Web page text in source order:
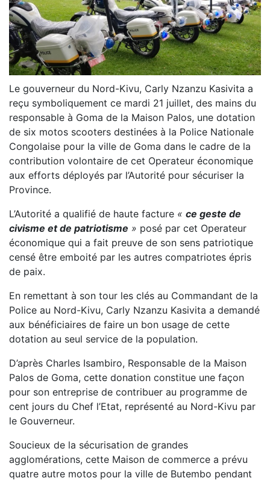
Le gouverneur du Nord-Kivu, Carly Nzanzu Kasivita a
reçu symboliquement ce mardi 21 juillet, des mains du
responsable à Goma de la Maison Palos, une dotation
de six motos scooters destinées à la Police Nationale
Congolaise pour la ville de Goma dans le cadre de la
contribution volontaire de cet Operateur économique
aux efforts déployés par l’Autorité pour sécuriser la
Province.
L’Autorité a qualifié de haute facture « ce geste de
civisme et de patriotisme » posé par cet Operateur
économique qui a fait preuve de son sens patriotique
censé être emboité par les autres compatriotes épris
de paix.
En remettant à son tour les clés au Commandant de la
Police au Nord-Kivu, Carly Nzanzu Kasivita a demandé
aux bénéficiaires de faire un bon usage de cette
dotation au seul service de la population.
D’après Charles Isambiro, Responsable de la Maison
Palos de Goma, cette donation constitue une façon
pour son entreprise de contribuer au programme de
cent jours du Chef l’Etat, représenté au Nord-Kivu par
le Gouverneur.
Soucieux de la sécurisation de grandes
agglomérations, cette Maison de commerce a prévu
quatre autre motos pour la ville de Butembo pendant